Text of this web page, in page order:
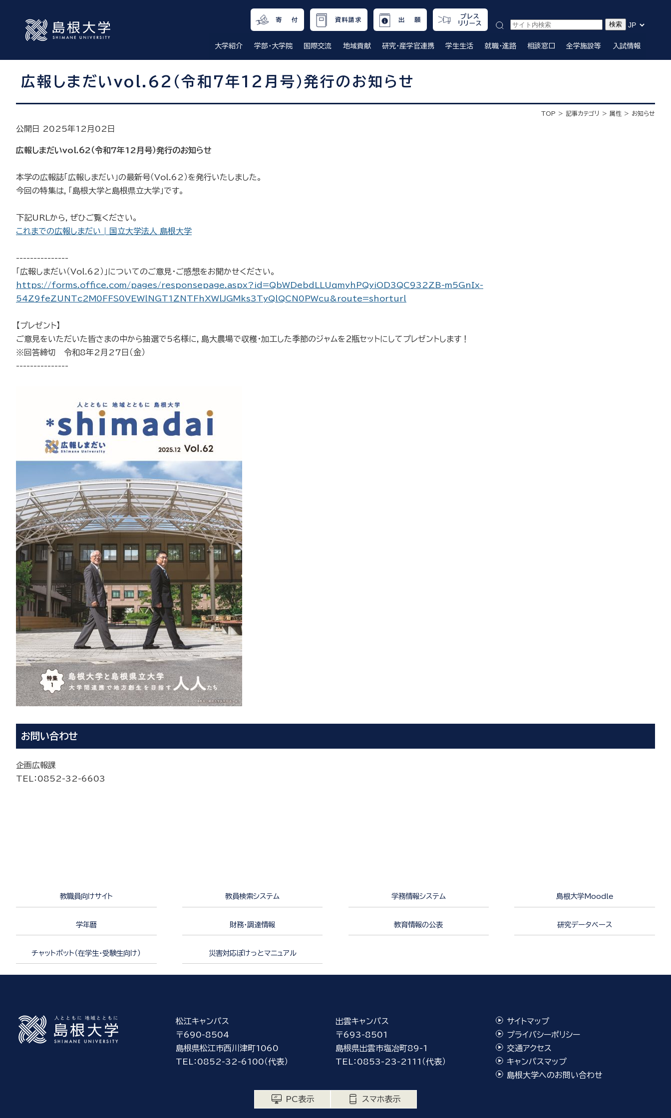
寄 付 資料請求 出 願
プレス
リリース
大学紹介 学部・大学院 国際交流 地域貢献 研究・産学官連携 学生生活 就職・進路 相談窓口 全学施設等 入試情報
広報しまだいvol.62（令和7年12月号）発行のお知らせ
TOP 記事カテゴリ 属性 お知らせ
公開日 2025年12月02日
広報しまだいvol.62 （令和7年12 月号）発行のお知らせ
本学の広報誌「広報しまだい」の最新号（Vol.62）を発行いたしました。
今回の特集は，「島根大学と島根県立大学」です。
下記URLから，ぜひご覧ください。
これまでの広報しまだい | 国立大学法人 島根大学
---------------
「広報しまだい（Vol.62）」についてのご意見・ご感想をお聞かせください。
https://forms.office.com/pages/responsepage.aspx?id=QbWDebdLLUqmyhPQyiOD3QC932ZB-m5GnIx-
54Z9feZUNTc2M0FFS0VEWlNGT1ZNTFhXWlJGMks3TyQlQCN0PWcu&route=shorturl
【プレゼント】
ご意見をいただいた皆さまの中から抽選で5名様に，島大農場で収穫・加工した季節のジャムを２瓶セットにしてプレゼントします！
※回答締切 令和8年2月27日（金）
---------------
お問い合わせ
企画広報課
TEL
：0852-32-6603
教職員向けサイト 教員検索システム 学務情報システム 島根大学Moodle
学年暦 財務・調達情報 教育情報の公表 研究データベース
チャットボット（在学生・受験生向け） 災害対応ぽけっとマニュアル
松江キャンパス
〒690-8504
島根県松江市西川津町1060
TEL：0852-32-6100（代表）
出雲キャンパス
〒693-8501
島根県出雲市塩冶町89-1
TEL：0853-23-2111（代表）
サイトマップ
プライバシーポリシー
交通アクセス
キャンパスマップ
島根大学へのお問い合わせ
PC表示 スマホ表示